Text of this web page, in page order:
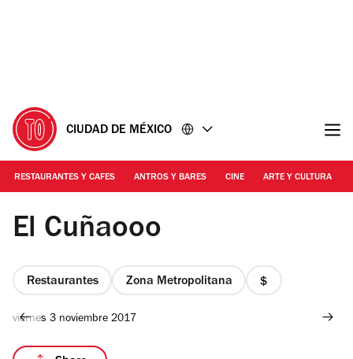
CIUDAD DE MÉXICO
RESTAURANTES Y CAFES ANTROS Y BARES CINE ARTE Y CULTURA
Foto: Alejandra Carbajal
El Cuñaooo
Restaurantes Zona Metropolitana
precio
viernes 3 noviembre 2017